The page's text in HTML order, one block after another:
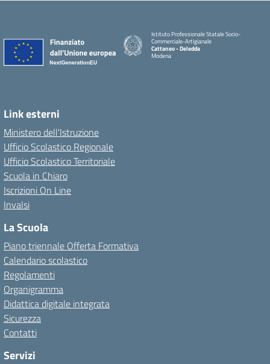
Istituto Professionale Statale Socio-
Commerciale-Artigianale
Cattaneo - Deledda
Modena
Link esterni
Ministero dell'Istruzione
Ufficio Scolastico Regionale
Ufficio Scolastico Territoriale
Scuola in Chiaro
Iscrizioni On Line
Invalsi
La Scuola
Piano triennale Offerta Formativa
Calendario scolastico
Regolamenti
Organigramma
Didattica digitale integrata
Sicurezza
Contatti
Servizi